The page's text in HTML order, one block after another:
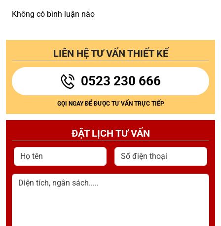
Không có bình luận nào
LIÊN HỆ TƯ VẤN THIẾT KẾ
0523 230 666
GỌI NGAY ĐỂ ĐƯỢC TƯ VẤN TRỰC TIẾP
ĐẶT LỊCH TƯ VẤN
Họ tên Số điện thoại
Diện tích, ngân sách.....